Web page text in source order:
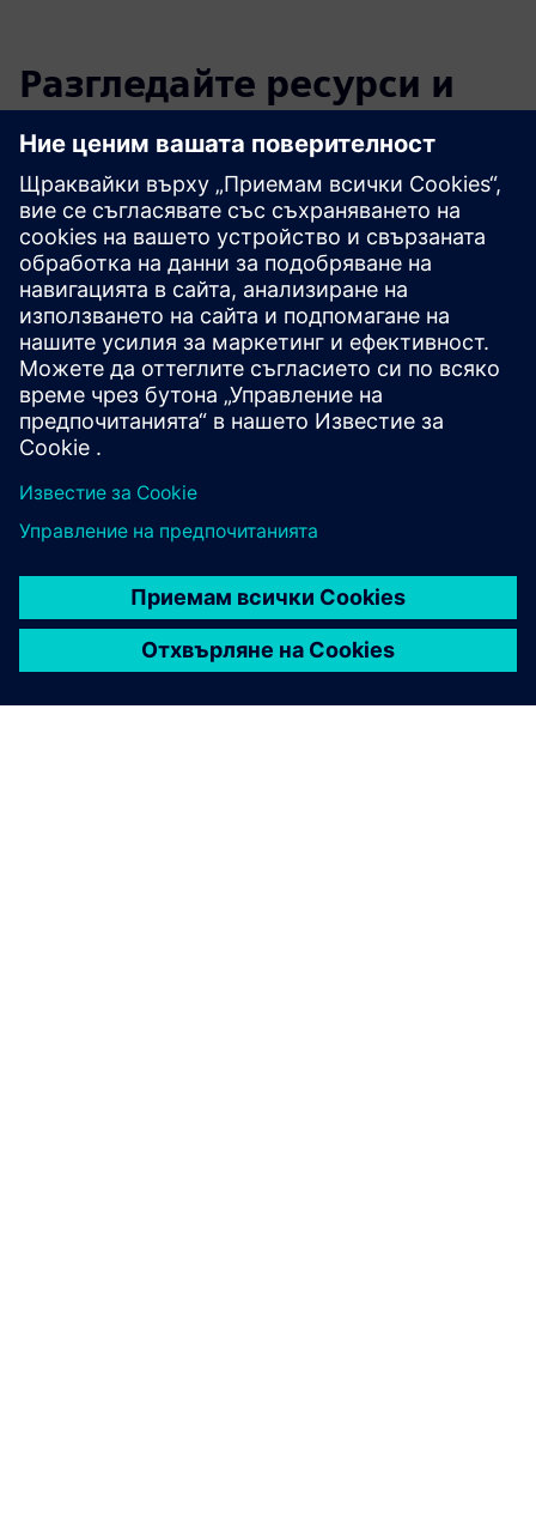
Разгледайте ресурси и
свързани продукти
Допълнителна информация и
ресурси
Дигитализация на ръководства за потребителя и
ръководства за PC, VR и AR
Предпоставки